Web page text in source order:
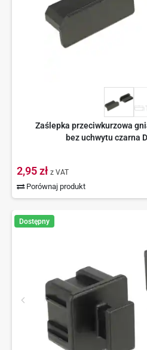
Zaślepka przeciwkurzowa
bez uchwytu czarna
2,95 zł z VAT
Porównaj produkt
Dostępny